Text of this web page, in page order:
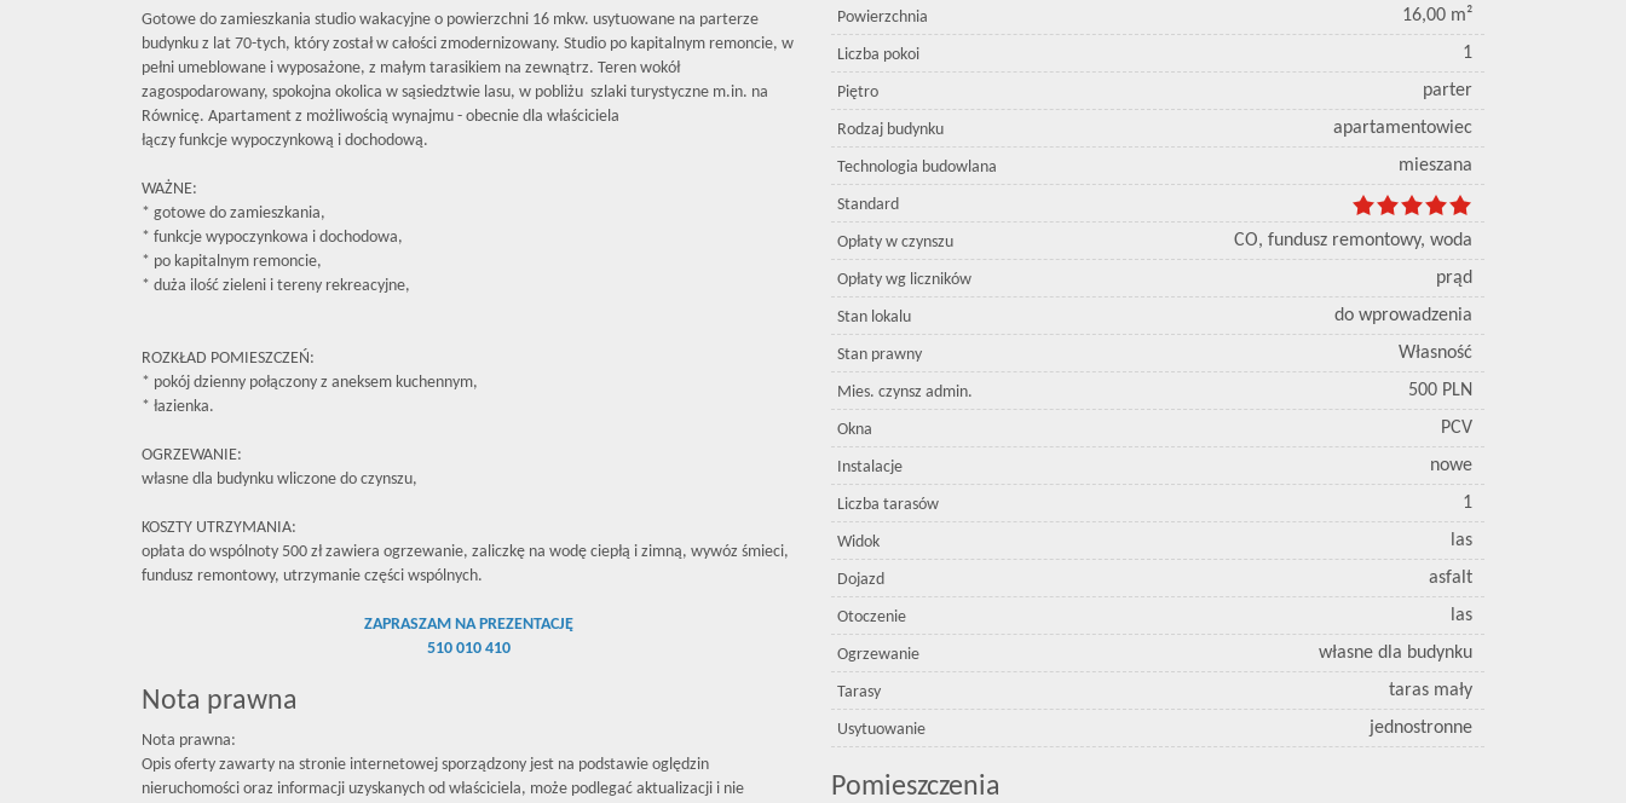
Gotowe do zamieszkania studio wakacyjne o powierzchni 16 mkw. usytuowane na parterze
budynku z lat 70-tych, który został w całości zmodernizowany. Studio po kapitalnym remoncie, w
pełni umeblowane i wyposażone, z małym tarasikiem na zewnątrz. Teren wokół
zagospodarowany, spokojna okolica w sąsiedztwie lasu, w pobliżu szlaki turystyczne m.in. na
Równicę. Apartament z możliwością wynajmu - obecnie dla właściciela
łączy funkcje wypoczynkową i dochodową.
WAŻNE:
* gotowe do zamieszkania,
* funkcje wypoczynkowa i dochodowa,
* po kapitalnym remoncie,
* duża ilość zieleni i tereny rekreacyjne,
ROZKŁAD POMIESZCZEŃ:
* pokój dzienny połączony z aneksem kuchennym,
* łazienka.
OGRZEWANIE:
własne dla budynku wliczone do czynszu,
KOSZTY UTRZYMANIA:
opłata do wspólnoty 500 zł zawiera ogrzewanie, zaliczkę na wodę ciepłą i zimną, wywóz śmieci,
fundusz remontowy, utrzymanie części wspólnych.
ZAPRASZAM NA PREZENTACJĘ
510 010 410
Nota prawna
Nota prawna:
Opis oferty zawarty na stronie internetowej sporządzony jest na podstawie oględzin
nieruchomości oraz informacji uzyskanych od właściciela, może podlegać aktualizacji i nie
Powierzchnia 16,00 m²
Liczba pokoi 1
Piętro parter
Rodzaj budynku apartamentowiec
Technologia budowlana mieszana
Standard
Opłaty w czynszu CO, fundusz remontowy, woda
Opłaty wg liczników prąd
Stan lokalu do wprowadzenia
Stan prawny Własność
Mies. czynsz admin. 500 PLN
Okna PCV
Instalacje nowe
Liczba tarasów 1
Widok las
Dojazd asfalt
Otoczenie las
Ogrzewanie własne dla budynku
Tarasy taras mały
Usytuowanie jednostronne
Pomieszczenia